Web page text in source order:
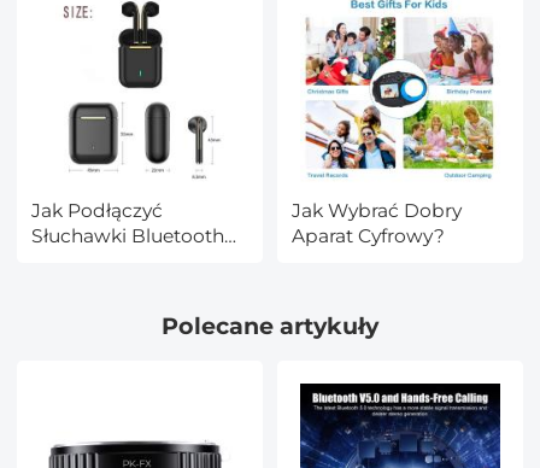
Jak Podłączyć
Słuchawki Bluetooth
Jak Wybrać Dobry
Aparat Cyfrowy?
Polecane artykuły